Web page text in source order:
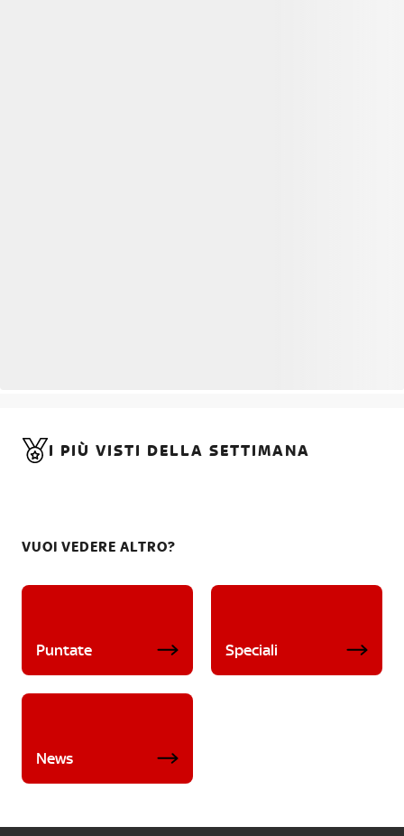
I PIÙ VISTI DELLA SETTIMANA
VUOI VEDERE ALTRO?
Puntate Speciali
News